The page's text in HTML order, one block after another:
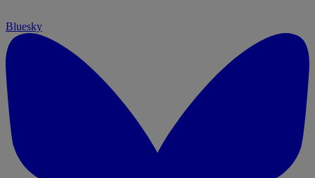
Bluesky